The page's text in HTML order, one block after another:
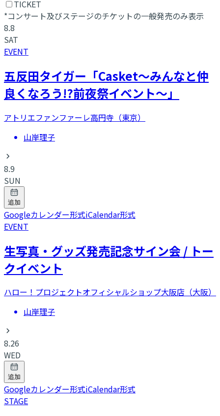
TICKET
*コンサート及びステージのチケットの一般発売のみ表示
8.8
SAT
EVENT
五反田タイガー「Casket〜みんなと仲
良くなろう!?前夜祭イベント〜」
アトリエファンファーレ高円寺（東京）
山岸理子
8.9
SUN
追加
Googleカレンダー形式iCalendar形式
EVENT
生写真・グッズ発売記念サイン会 / トー
クイベント
ハロー！プロジェクトオフィシャルショップ大阪店（大阪）
山岸理子
8.26
WED
追加
Googleカレンダー形式iCalendar形式
STAGE